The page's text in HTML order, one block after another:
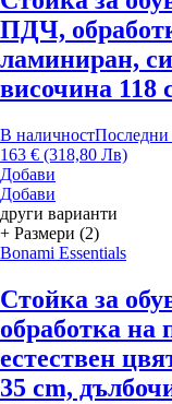
ПДЧ,
ламиниран,
височина 118
В наличностПоследни
163 € (318,80 Лв)
Добави
Добави
други варианти
+ Размери (2)
Bonami Essentials
Стойка за
oбработка на
естествен
35 cm,